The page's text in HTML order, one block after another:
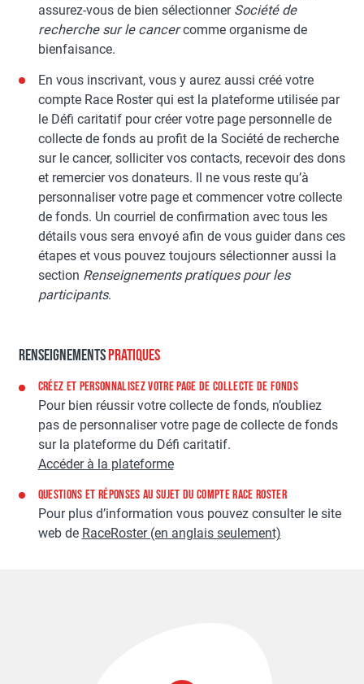
assurez-vous de bien sélectionner Société de
recherche sur le cancercomme organisme de
bienfaisance.
En vous inscrivant, vous y aurez aussi créé votre
compte Race Roster qui est la plateforme utilisée par
le Défi caritatif pour créer votre page personnelle de
collecte de fonds au profit de la Société de recherche
sur le cancer, solliciter vos contacts, recevoir des dons
et remercier vos donateurs. Il ne vous reste qu’à
personnaliser votre page et commencer votre collecte
de fonds. Un courriel de confirmation avec tous les
détails vous sera envoyé afin de vous guider dans ces
étapes et vous pouvez toujours sélectionner aussi la
section Renseignements pratiques pour les
participants.
RENSEIGNEMENTSPRATIQUES
CRÉEZ ET PERSONNALISEZ VOTRE PAGE DE COLLECTE DE FONDS
Pour bien réussir votre collecte de fonds, n’oubliez
pas de personnaliser votre page de collecte de fonds
sur la plateforme du Défi caritatif.
Accéder à la plateforme
QUESTIONS ET RÉPONSES AU SUJET DU COMPTE RACE ROSTER
Pour plus d’information vous pouvez consulter le site
web de RaceRoster (en anglais seulement)